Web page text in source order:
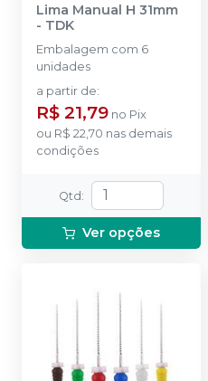
Lima Manual H 31mm
- TDK
Embalagem com 6
unidades
a partir de:
R$ 21,79 no Pix
ou R$ 22,70 nas demais
condições
Qtd:
Ver opções